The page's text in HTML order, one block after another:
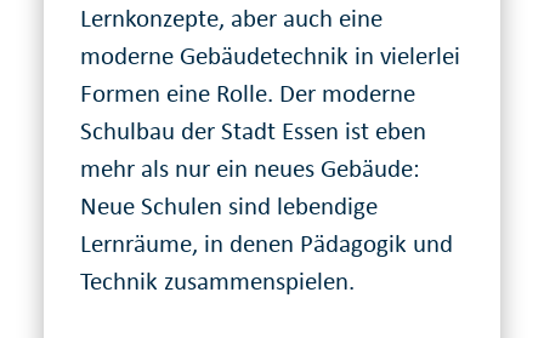
Lernkonzepte, aber auch eine
moderne Gebäudetechnik in vielerlei
Formen eine Rolle. Der moderne
Schulbau der Stadt Essen ist eben
mehr als nur ein neues Gebäude:
Neue Schulen sind lebendige
Lernräume, in denen Pädagogik und
Technik zusammenspielen.